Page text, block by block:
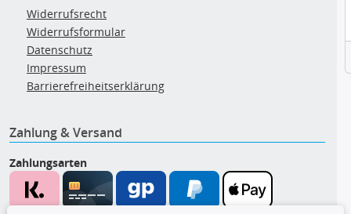
Widerrufsrecht
Widerrufsformular
Datenschutz
Impressum
Barrierefreiheitserklärung
Zahlung & Versand
Zahlungsarten